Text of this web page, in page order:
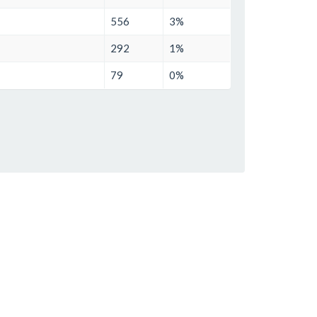
556 3%
292 1%
79 0%